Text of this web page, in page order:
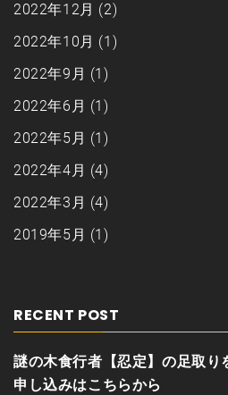
2022年12月 (2)
2022年10月 (1)
2022年9月 (1)
2022年6月 (1)
2022年5月 (1)
2022年4月 (4)
2022年3月 (4)
2019年5月 (1)
RECENT POST
謎の木食行者【忍定】の足取
申し込みはこちらから